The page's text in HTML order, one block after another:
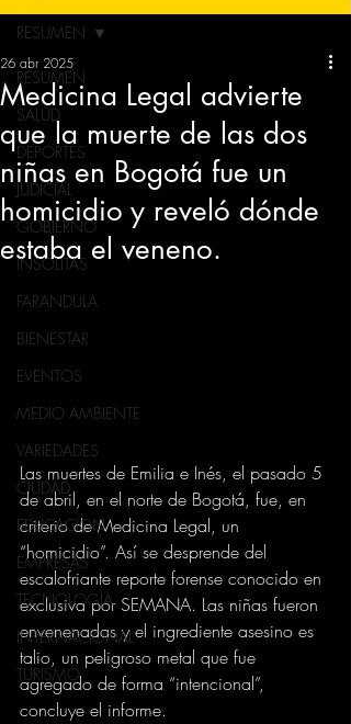
RESUMEN
SALUD
DEPORTES
JUDICIAL
GOBIERNO
INSÓLITAS
FARANDULA
BIENESTAR
EVENTOS
MEDIO AMBIENTE
VARIEDADES
CIUDAD
EDUCACION
EMPRESAS
TECNOLOGIA
INTERNACIONAL
TURISMO
RESUMEN
Medicina Legal advierte
que la muerte de las dos
niñas en Bogotá fue un
homicidio y reveló dónde
estaba el veneno.
26 abr 2025
Las muertes de Emilia e Inés, el pasado 5
de abril, en el norte de Bogotá, fue, en
criterio de Medicina Legal, un
“homicidio”. Así se desprende del
escalofriante reporte forense conocido en
exclusiva por SEMANA. Las niñas fueron
envenenadas y el ingrediente asesino es
talio, un peligroso metal que fue
agregado de forma “intencional”,
concluye el informe.